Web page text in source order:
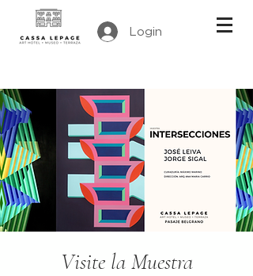
Login
Visite la Muestra